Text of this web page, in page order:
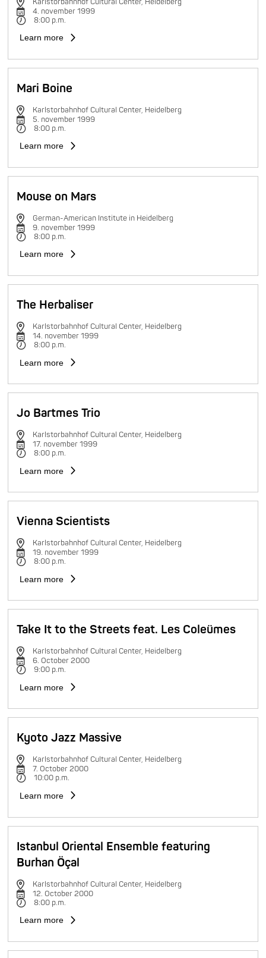
4. november 1999
8:00 p.m.
Learn more
Mari Boine
Karlstorbahnhof Cultural Center, Heidelberg
5. november 1999
8:00 p.m.
Learn more
Mouse on Mars
German-American Institute in Heidelberg
9. november 1999
8:00 p.m.
Learn more
The Herbaliser
Karlstorbahnhof Cultural Center, Heidelberg
14. november 1999
8:00 p.m.
Learn more
Jo Bartmes Trio
Karlstorbahnhof Cultural Center, Heidelberg
17. november 1999
8:00 p.m.
Learn more
Vienna Scientists
Karlstorbahnhof Cultural Center, Heidelberg
19. november 1999
8:00 p.m.
Learn more
Take It to the Streets feat. Les Coleümes
Karlstorbahnhof Cultural Center, Heidelberg
6. October 2000
9:00 p.m.
Learn more
Kyoto Jazz Massive
Karlstorbahnhof Cultural Center, Heidelberg
7. October 2000
10:00 p.m.
Learn more
Istanbul Oriental Ensemble featuring
Burhan Öçal
Karlstorbahnhof Cultural Center, Heidelberg
12. October 2000
8:00 p.m.
Learn more